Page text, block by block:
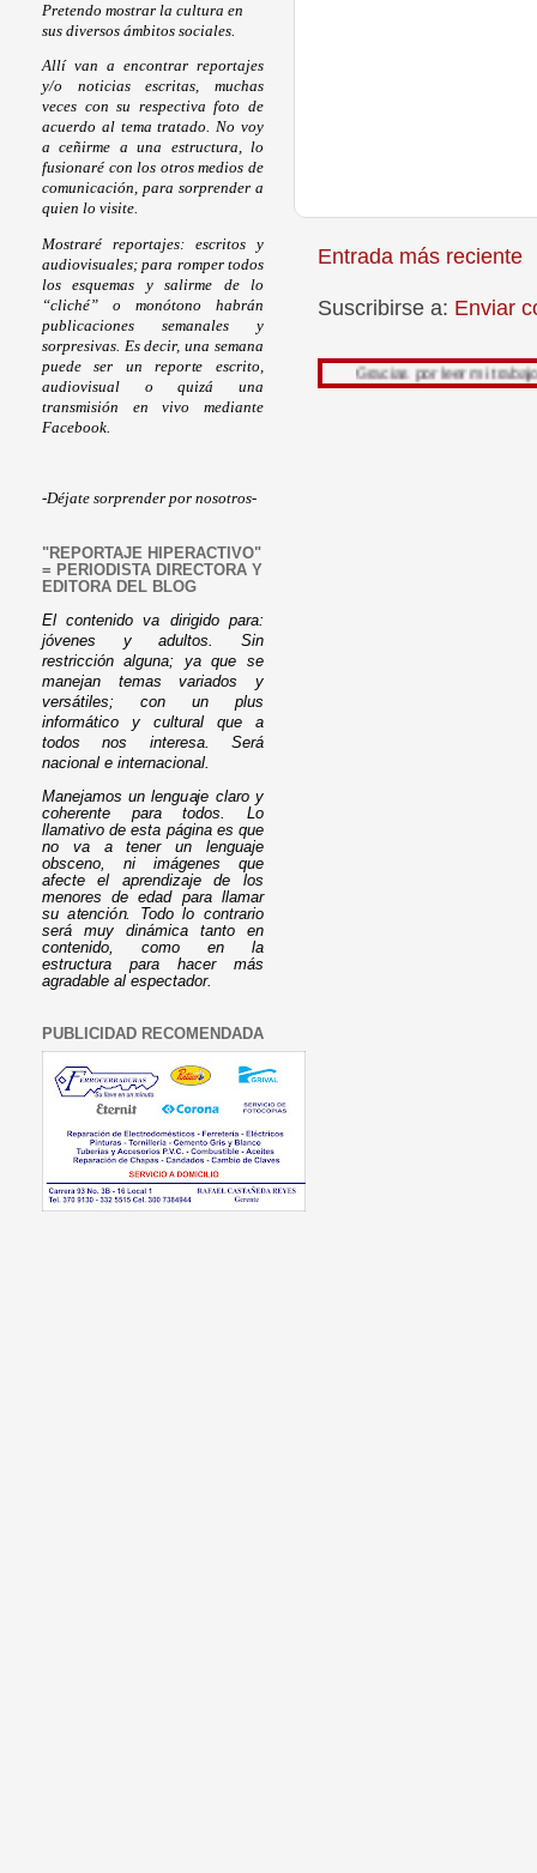
Entrada más reciente
Suscribirse a: Enviar
Gracias por leer mi trabajo, su
Pretendo mostrar la cultura en
sus diversos ámbitos sociales.
Allí van a encontrar reportajes
y/o noticias escritas, muchas
veces con su respectiva foto de
acuerdo al tema tratado. No voy
a ceñirme a una estructura, lo
fusionaré con los otros medios de
comunicación, para sorprender a
quien lo visite.
Mostraré reportajes: escritos y
audiovisuales; para romper todos
los esquemas y salirme de lo
“cliché” o monótono habrán
publicaciones semanales y
sorpresivas. Es decir, una semana
puede ser un reporte escrito,
audiovisual o quizá una
transmisión en vivo mediante
Facebook.
-Déjate sorprender por nosotros-
"REPORTAJE HIPERACTIVO"
= PERIODISTA DIRECTORA Y
EDITORA DEL BLOG
El contenido va dirigido para:
jóvenes y adultos. Sin
restricción alguna; ya que se
manejan temas variados y
versátiles; con un plus
informático y cultural que a
todos nos interesa. Será
nacional e internacional.
Manejamos un lenguaje claro y
coherente para todos. Lo
llamativo de esta página es que
no va a tener un lenguaje
obsceno, ni imágenes que
afecte el aprendizaje de los
menores de edad para llamar
su atención. Todo lo contrario
será muy dinámica tanto en
contenido, como en la
estructura para hacer más
agradable al espectador.
PUBLICIDAD RECOMENDADA